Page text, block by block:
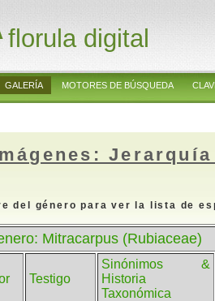
florula digital
GALERÍA MOTORES DE BÚSQUEDA
Jerarquía
del género para ver la lista de
Mitracarpus (Rubiaceae)
Testigo
Sinónimos &
Historia
Taxonómica